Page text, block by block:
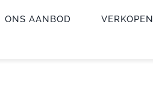
ONS AANBOD VERKOPEN